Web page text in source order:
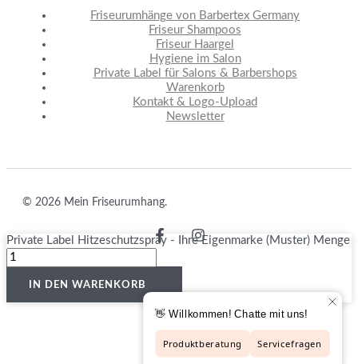
Friseurumhänge von Barbertex Germany
Friseur Shampoos
Friseur Haargel
Hygiene im Salon
Private Label für Salons & Barbershops
Warenkorb
Kontakt & Logo-Upload
Newsletter
© 2026 Mein Friseurumhang.
VERTRAG WIDERRUFEN
Private Label Hitzeschutzspray - Ihre Eigenmarke (Muster) Menge
IN DEN WARENKORB